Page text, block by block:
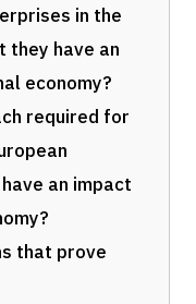
in the
they have an
economy?
required for
an impact
that prove